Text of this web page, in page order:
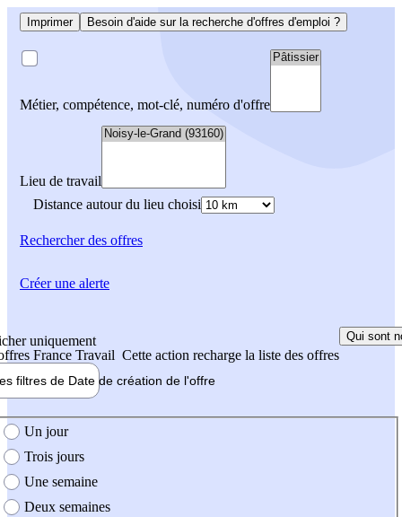
Imprimer Besoin d'aide sur la recherche d'offres d'emploi ?
Métier, compétence, mot-clé, numéro d'offre
Lieu de travail
Distance autour du lieu choisi
Rechercherdes offres
uniquement
France Travail Cette action recharge la liste des offres
Qui sont
filtres de Date de création de l'offre
création de l'offre
Un jour
Trois jours
Une semaine
Deux semaines
Créer une alerte